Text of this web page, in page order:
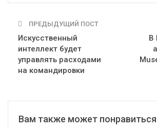
ПРЕДЫДУЩИЙ ПОСТ
Искусственный
интеллект будет
управлять расходами
на командировки
В
Вам также может понравиться